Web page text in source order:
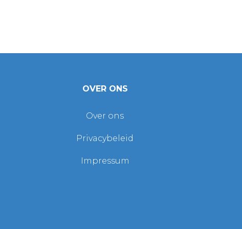
Voor de doeleinden van dit privacybeleid:
delen daarvan.
OVER ONS
Over ons
Privacybeleid
Impressum